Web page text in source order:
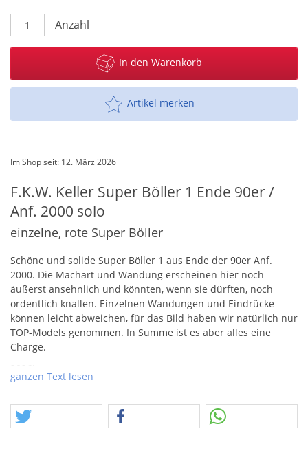
Anzahl
In den Warenkorb
Artikel merken
Im Shop seit: 12. März 2026
F.K.W. Keller Super Böller 1 Ende 90er /
Anf. 2000 solo
einzelne, rote Super Böller
Schöne und solide Super Böller 1 aus Ende der 90er Anf.
2000. Die Machart und Wandung erscheinen hier noch
äußerst ansehnlich und könnten, wenn sie dürften, noch
ordentlich knallen. Einzelnen Wandungen und Eindrücke
können leicht abweichen, für das Bild haben wir natürlich nur
TOP-Models genommen. In Summe ist es aber alles eine
Charge.
Auch in diesem Jahr wollen wir die alten Feuerwerkskörper
hüten. Die Dinge, welche schon viele Jahre zu überleben und
überstehen geschafft haben, welche uns aus Kindheitstagen
ganzen Text lesen